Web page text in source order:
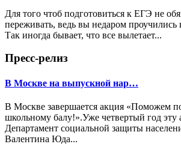
Для того чтоб подготовиться к ЕГЭ не
переживать, ведь вы недаром проучились
Так иногда бывает, что все вылетает...
Пресс-релиз
В Москве на выпускной нар…
В Москве завершается акция «Поможем
школьному балу!».Уже четвертый год эту
Департамент социальной защиты
Валентина Юда...